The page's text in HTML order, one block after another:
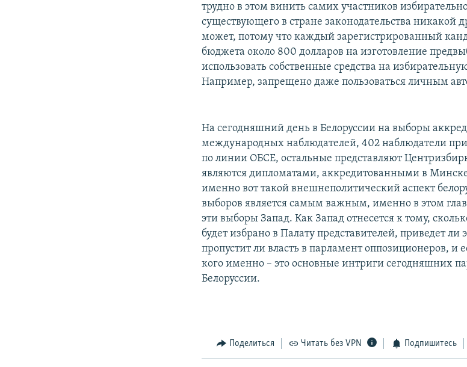
трудно в этом винить самих участников
существующего в стране законодательства никакой
может, потому что каждый зарегистрированный
бюджета около 800 долларов на изготовление
использовать собственные средства на
Например, запрещено даже пользоваться личным
На сегодняшний день в Белоруссии на выборы
международных наблюдателей, 402 наблюдатели
по линии ОБСЕ, остальные представляют
являются дипломатами, аккредитованными в
именно вот такой внешнеполитический аспект
выборов является самым важным, именно в этом
эти выборы Запад. Как Запад отнесется к тому,
будет избрано в Палату представителей, приведет ли
пропустит ли власть в парламент оппозиционеров, и
кого именно – это основные интриги сегодняшних
Белоруссии.
Поделиться Читать без VPN Подпишитесь